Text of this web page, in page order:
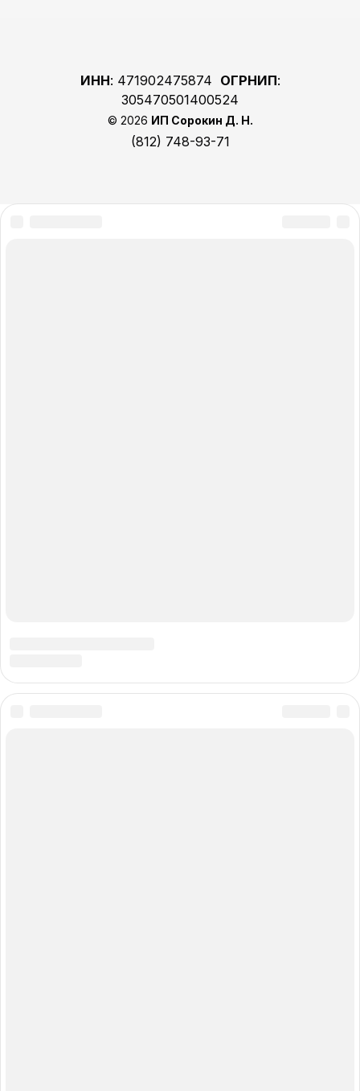
ИНН: 471902475874 ОГРНИП:
305470501400524
© 2026 ИП Сорокин Д. Н.
(812) 748-93-71